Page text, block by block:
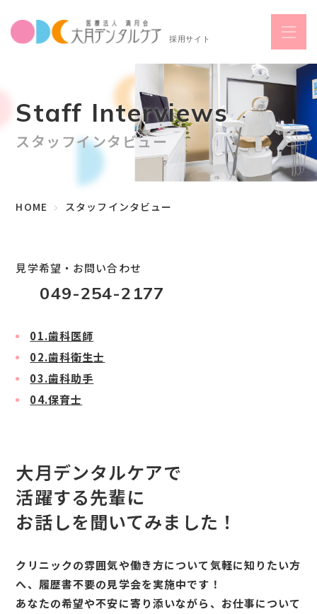
Staff Interviews
スタッフインタビュー
HOME スタッフインタビュー
見学希望・お問い合わせ
049-254-2177
01.歯科医師
02.歯科衛生士
03.歯科助手
04.保育士
大月デンタルケアで
活躍する先輩に
お話しを聞いてみました！
クリニックの雰囲気や働き方について気軽に知りたい方
へ、履歴書不要の見学会を実施中です！
あなたの希望や不安に寄り添いながら、お仕事について